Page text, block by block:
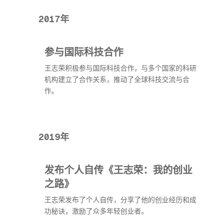
2017年
参与国际科技合作
王志荣积极参与国际科技合作，与多个国家的科研
机构建立了合作关系，推动了全球科技交流与合
作。
2019年
发布个人自传《王志荣：我的创业
之路》
王志荣发布了个人自传，分享了他的创业经历和成
功秘诀，激励了众多年轻创业者。